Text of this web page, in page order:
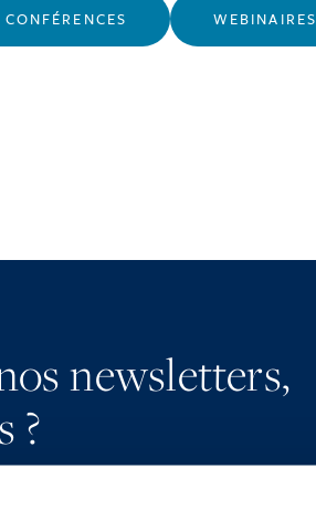
CONFÉRENCES WEBINAIRES
newsletters,
?